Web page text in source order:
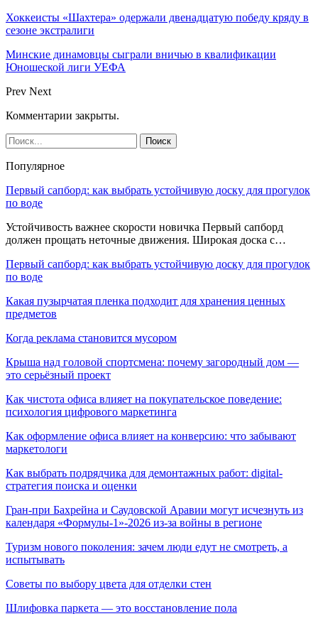
Хоккеисты «Шахтера» одержали двенадцатую победу кряду в
сезоне экстралиги
Минские динамовцы сыграли вничью в квалификации
Юношеской лиги УЕФА
Prev Next
Комментарии закрыты.
Популярное
Первый сапборд: как выбрать устойчивую доску для прогулок
по воде
Устойчивость важнее скорости новичка Первый сапборд
должен прощать неточные движения. Широкая доска с…
Первый сапборд: как выбрать устойчивую доску для прогулок
по воде
Какая пузырчатая пленка подходит для хранения ценных
предметов
Когда реклама становится мусором
Крыша над головой спортсмена: почему загородный дом —
это серьёзный проект
Как чистота офиса влияет на покупательское поведение:
психология цифрового маркетинга
Как оформление офиса влияет на конверсию: что забывают
маркетологи
Как выбрать подрядчика для демонтажных работ: digital-
стратегия поиска и оценки
Гран-при Бахрейна и Саудовской Аравии могут исчезнуть из
календаря «Формулы-1»-2026 из-за войны в регионе
Туризм нового поколения: зачем люди едут не смотреть, а
испытывать
Советы по выбору цвета для отделки стен
Шлифовка паркета — это восстановление пола